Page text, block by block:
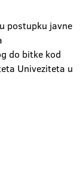
postupku javne
do bitke kod
Univeziteta u